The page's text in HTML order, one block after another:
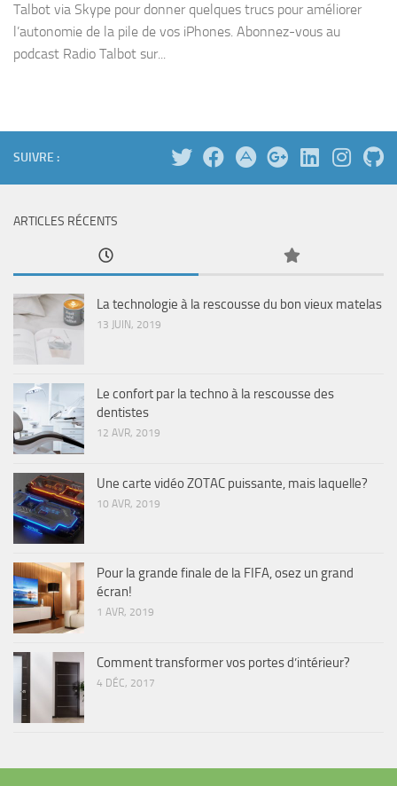
Talbot via Skype pour donner quelques trucs pour améliorer
l’autonomie de la pile de vos iPhones. Abonnez-vous au
podcast Radio Talbot sur...
SUIVRE :
ARTICLES RÉCENTS
La technologie à la rescousse du bon vieux matelas
13 JUIN, 2019
Le confort par la techno à la rescousse des
dentistes
12 AVR, 2019
Une carte vidéo ZOTAC puissante, mais laquelle?
10 AVR, 2019
Pour la grande finale de la FIFA, osez un grand
écran!
1 AVR, 2019
Comment transformer vos portes d’intérieur?
4 DÉC, 2017